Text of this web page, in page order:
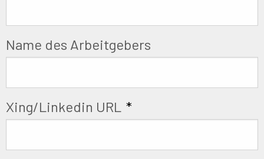
Name des Arbeitgebers
Xing/Linkedin URL *